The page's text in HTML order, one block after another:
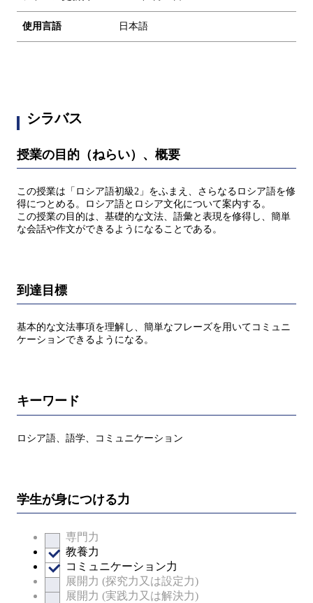
使用言語 日本語
シラバス
授業の目的（ねらい）、概要
この授業は「ロシア語初級2」をふまえ、さらなるロシア語を修
得につとめる。ロシア語とロシア文化について案内する。
この授業の目的は、基礎的な文法、語彙と表現を修得し、簡単
な会話や作文ができるようになることである。
到達目標
基本的な文法事項を理解し、簡単なフレーズを用いてコミュニ
ケーションできるようになる。
キーワード
ロシア語、語学、コミュニケーション
学生が身につける力
専門力
教養力
コミュニケーション力
展開力 (探究力又は設定力)
展開力 (実践力又は解決力)